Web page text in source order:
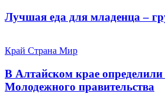
Лучшая еда для младенца –
Край Страна Мир
В Алтайском крае определили
Молодежного правительства